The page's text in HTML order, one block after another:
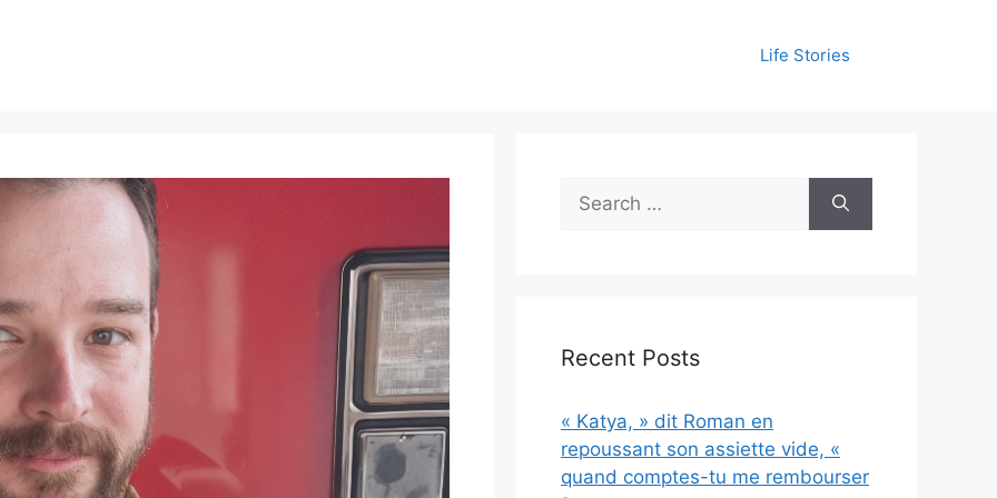
Life Stories
Search
for:
Recent Posts
« Katya, » dit Roman en
repoussant son assiette vide, «
quand comptes-tu me rembourser